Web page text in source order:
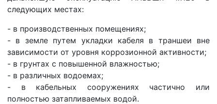
следующих местах:
- в производственных помещениях;
- в земле путем укладки кабеля в траншеи вне
зависимости от уровня коррозионной активности;
- в грунтах с повышенной влажностью;
- в различных водоемах;
- в кабельных сооружениях частично или
полностью затапливаемых водой.